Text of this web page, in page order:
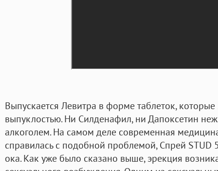
Выпускается Левитра в форме таблеток,
выпуклостью. Ни Силденафил, ни Дапоксетин
алкоголем. На самом деле современная
справилась с подобной проблемой, Спрей STUD
ока. Как уже было сказано выше, эрекция